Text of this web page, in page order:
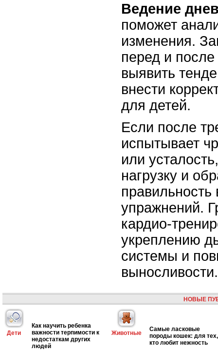
Ведение
поможет
изменения.
перед и
выявить
внести
для детей.
Если после
испытывает
или
нагрузку и
упражнений.
кардио-
укреплению
системы и
выносливости.
НОВЫЕ
Дети
Как научить ребенка
важности терпимости к
недостаткам других
людей
Животные
Самые ласковые
породы кошек: для тех,
кто любит нежность